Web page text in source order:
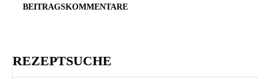
BEITRAGSKOMMENTARE
REZEPTSUCHE